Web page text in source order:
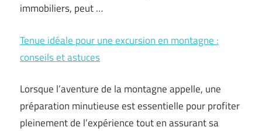
immobiliers, peut …
Tenue idéale pour une excursion en montagne :
conseils et astuces
Lorsque l’aventure de la montagne appelle, une
préparation minutieuse est essentielle pour profiter
pleinement de l’expérience tout en assurant sa